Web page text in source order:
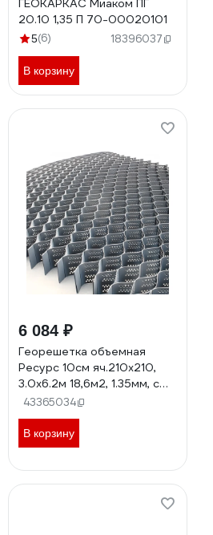
ГЕОКАРКАС Миаком ПГ
20.10 1,35 П 70-00020101
5(6) 18396037
В корзину
6 084 ₽
Георешетка объемная
Ресурс 10см яч.210х210,
3.0х6.2м 18,6м2, 1.35мм, с
перфорацией 24969
43365034
В корзину